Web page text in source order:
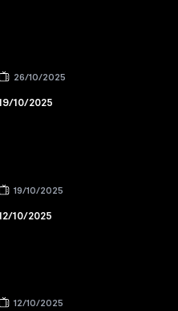
26/10/2025
10/2025
19/10/2025
10/2025
12/10/2025